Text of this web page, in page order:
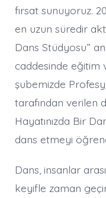
fırsat sunuyoruz.
en uzun süredir
Dans Stüdyosu”
caddesinde eğitim
şubemizde
tarafından verilen
Hayatınızda Bir
dans etmeyi
Dans, insanlar
keyifle zaman